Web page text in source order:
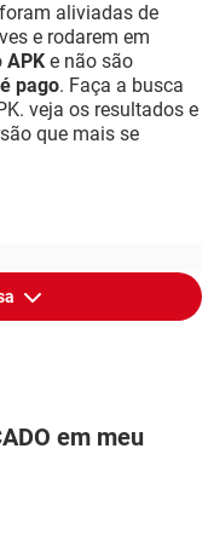
aliviadas de
e rodarem em
APK e não são
pago. Faça a busca
veja os resultados e
que mais se
em meu